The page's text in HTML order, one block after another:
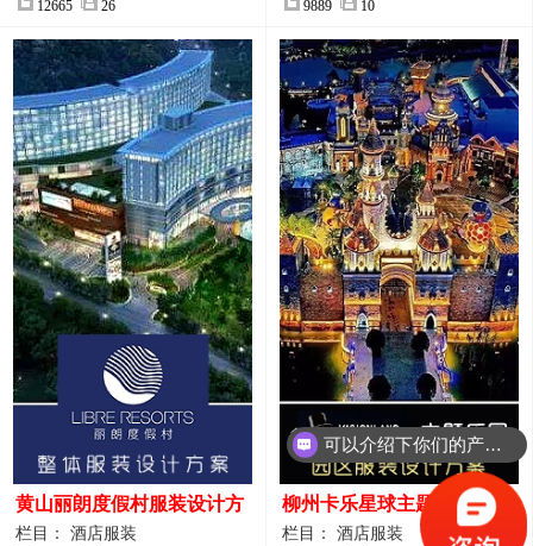
12665 26 9889 10
黄山丽朗度假村服装设计方
案
栏目： 酒店服装
柳州卡乐星球主题乐园园区
服装设计方案
栏目： 酒店服装
可以介绍下你们的产品么？